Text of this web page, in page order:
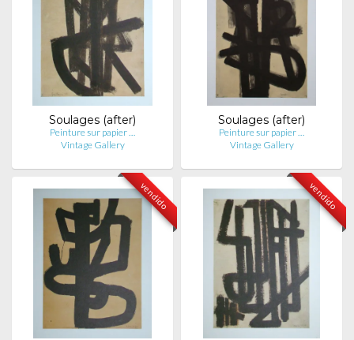
Soulages (after)
Peinture sur papier …
Vintage Gallery
Soulages (after)
Peinture sur papier …
Vintage Gallery
vendido vendido